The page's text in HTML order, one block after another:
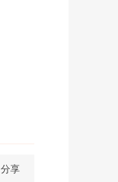
分享